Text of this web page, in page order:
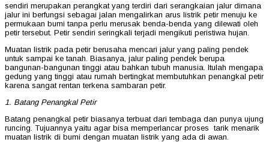
sendiri merupakan perangkat yang terdiri dari serangkaian jalur dimana
jalur ini berfungsi sebagai jalan mengalirkan arus listrik petir menuju ke
permukaan bumi tanpa perlu merusak benda-benda yang dilewati oleh
petir tersebut. Petir sendiri seringkali terjadi mengikuti peristiwa hujan.
Muatan listrik pada petir berusaha mencari jalur yang paling pendek
untuk sampai ke tanah. Biasanya, jalur paling pendek berupa
bangunan-bangunan tinggi atau bahkan tubuh manusia. Itulah mengapa
gedung yang tinggi atau rumah bertingkat membutuhkan penangkal petir
karena sangat rentan terkena sambaran petir.
1. Batang Penangkal Petir
Batang penangkal petir biasanya terbuat dari tembaga dan punya ujung
runcing. Tujuannya yaitu agar bisa memperlancar proses tarik menarik
muatan listrik di bumi dengan muatan listrik yang ada di awan.